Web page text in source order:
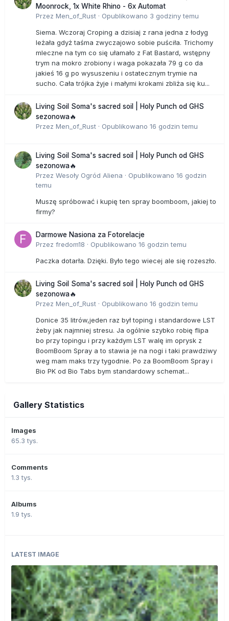
Moonrock, 1x White Rhino - 6x Automat
Przez Men_of_Rust · Opublikowano 3 godziny temu
Siema. Wczoraj Croping a dzisiaj z rana jedna z łodyg
leżała gdyż taśma zwyczajowo sobie puściła. Trichomy
mleczne na tym co się ułamało z Fat Bastard, wstępny
trym na mokro zrobiony i waga pokazała 79 g co da
jakieś 16 g po wysuszeniu i ostatecznym trymie na
sucho. Cała trójka żyje i małymi krokami zbliża się ku...
Living Soil Soma's sacred soil | Holy Punch od GHS
sezonowa🔥
Przez Men_of_Rust · Opublikowano 16 godzin temu
Living Soil Soma's sacred soil | Holy Punch od GHS
sezonowa🔥
Przez Wesoły Ogród Aliena · Opublikowano 16 godzin
temu
Muszę spróbować i kupię ten spray boomboom, jakiej to
firmy?
Darmowe Nasiona za Fotorelacje
Przez fredom18 · Opublikowano 16 godzin temu
Paczka dotarła. Dzięki. Było tego wiecej ale się rozeszło.
Living Soil Soma's sacred soil | Holy Punch od GHS
sezonowa🔥
Przez Men_of_Rust · Opublikowano 16 godzin temu
Donice 35 litrów,jeden raz był toping i standardowe LST
żeby jak najmniej stresu. Ja ogólnie szybko robię flipa
bo przy topingu i przy każdym LST walę im oprysk z
BoomBoom Spray a to stawia je na nogi i taki prawdziwy
weg mam maks trzy tygodnie. Po za BoomBoom Spray i
Bio PK od Bio Tabs bym standardowy schemat...
Gallery Statistics
Images
65.3 tys.
Comments
1.3 tys.
Albums
1.9 tys.
LATEST IMAGE